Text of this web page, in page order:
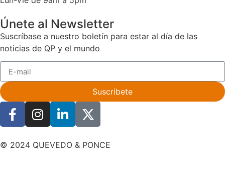
Únete al Newsletter
Suscríbase a nuestro boletín para estar al día de las
noticias de QP y el mundo
Suscribete
© 2024 QUEVEDO & PONCE